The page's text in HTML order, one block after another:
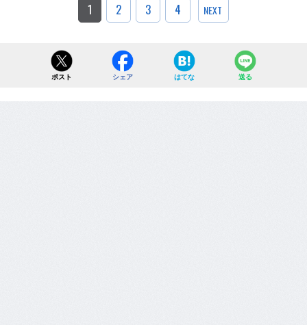
1 2 3 4 NEXT
ポスト シェア はてな 送る